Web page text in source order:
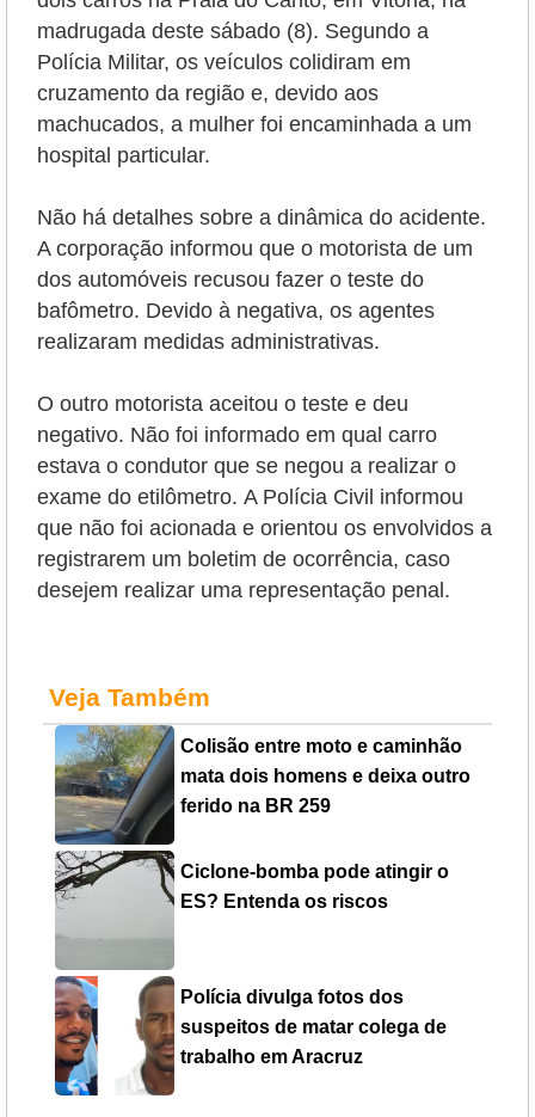
madrugada deste sábado (8). Segundo a
Polícia Militar, os veículos colidiram em
cruzamento da região e, devido aos
machucados, a mulher foi encaminhada a um
hospital particular.
Não há detalhes sobre a dinâmica do acidente.
A corporação informou que o motorista de um
dos automóveis recusou fazer o teste do
bafômetro. Devido à negativa, os agentes
realizaram medidas administrativas.
O outro motorista aceitou o teste e deu
negativo. Não foi informado em qual carro
estava o condutor que se negou a realizar o
exame do etilômetro. A Polícia Civil informou
que não foi acionada e orientou os envolvidos a
registrarem um boletim de ocorrência, caso
desejem realizar uma representação penal.
Veja Também
Colisão entre moto e caminhão
mata dois homens e deixa outro
ferido na BR 259
Ciclone-bomba pode atingir o
ES? Entenda os riscos
Polícia divulga fotos dos
suspeitos de matar colega de
trabalho em Aracruz